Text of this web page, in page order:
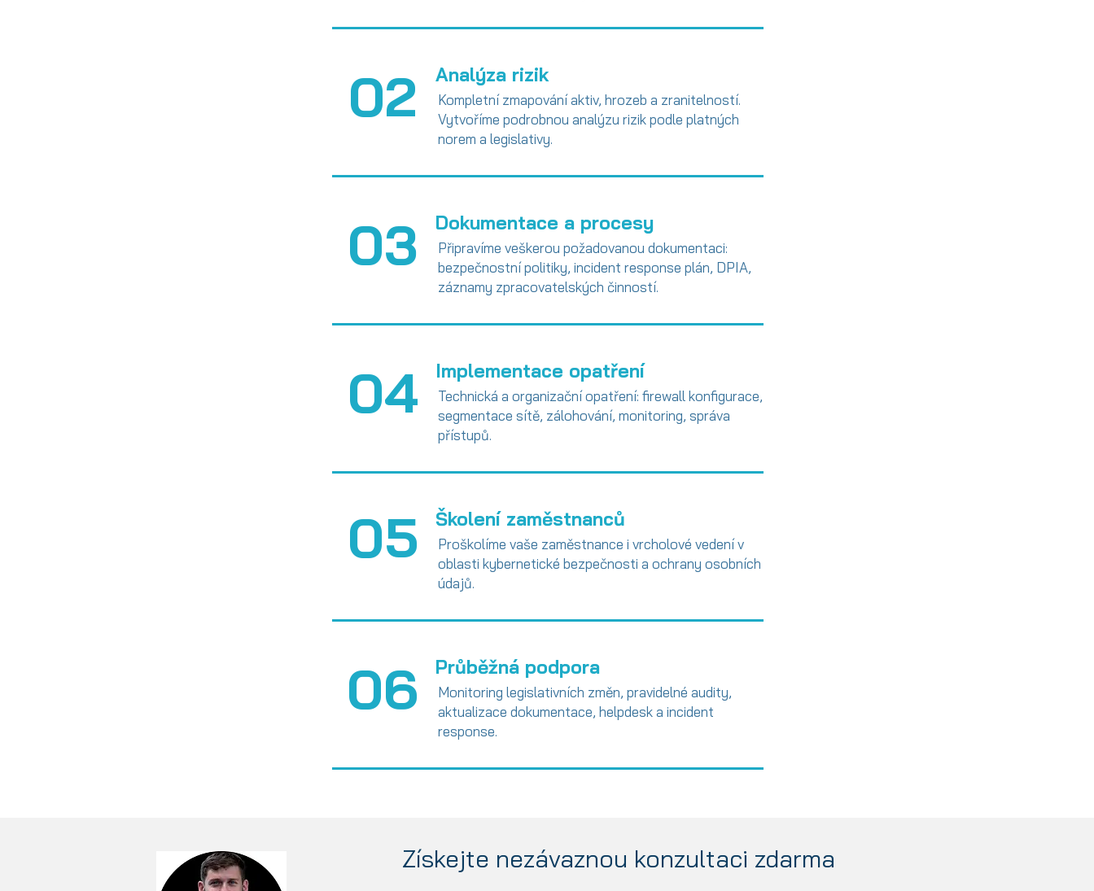
02 Analýza rizik
Kompletní zmapování aktiv, hrozeb a zranitelností.
Vytvoříme podrobnou analýzu rizik podle platných
norem a legislativy.
03 Dokumentace a procesy
Připravíme veškerou požadovanou dokumentaci:
bezpečnostní politiky, incident response plán, DPIA,
záznamy zpracovatelských činností.
04 Implementace opatření
Technická a organizační opatření: firewall konfigurace,
segmentace sítě, zálohování, monitoring, správa
přístupů.
05 Školení zaměstnanců
Proškolíme vaše zaměstnance i vrcholové vedení v
oblasti kybernetické bezpečnosti a ochrany osobních
údajů.
06 Průběžná podpora
Monitoring legislativních změn, pravidelné audity,
aktualizace dokumentace, helpdesk a incident
response.
Získejte nezávaznou konzultaci zdarma